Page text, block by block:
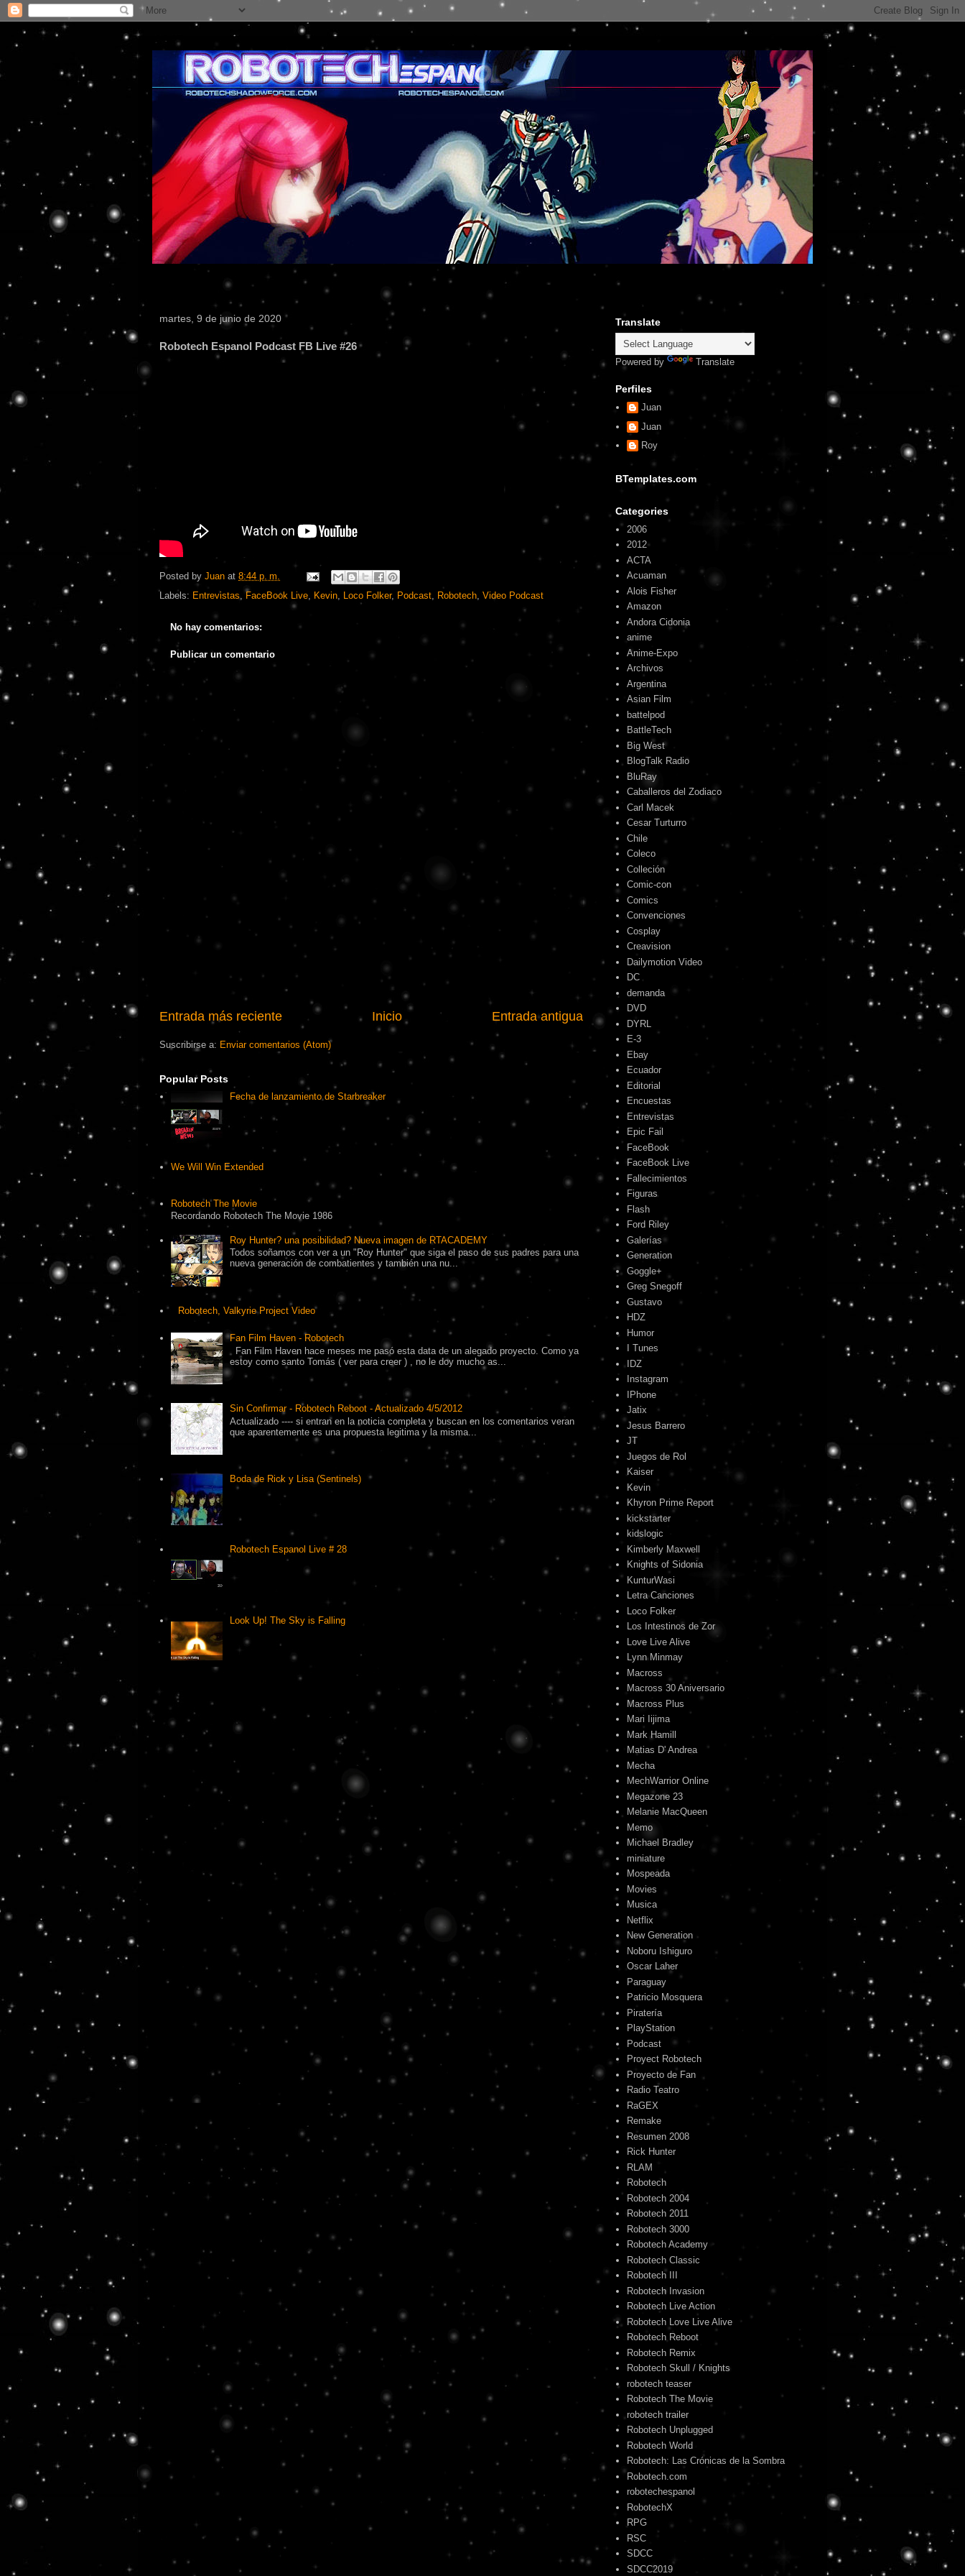
martes, 9 de junio de 2020
Robotech Espanol Podcast FB Live #26
Posted by Juan at 8:44 p. m.
Labels: Entrevistas, FaceBook Live, Kevin, Loco Folker, Podcast, Robotech, Video Podcast
No hay comentarios:
Publicar un comentario
Entrada más reciente Entrada antigua
Inicio
Suscribirse a: Enviar comentarios (Atom)
Popular Posts
Fecha de lanzamiento de Starbreaker
We Will Win Extended
Robotech The Movie
Recordando Robotech The Movie 1986
Roy Hunter? una posibilidad? Nueva imagen de RTACADEMY
Todos soñamos con ver a un "Roy Hunter" que siga el paso de sus padres para una
nueva generación de combatientes y también una nu...
Robotech, Valkyrie Project Video
Fan Film Haven - Robotech
Fan Film Haven hace meses me pasó esta data de un alegado proyecto. Como ya
estoy como santo Tomás ( ver para creer ) , no le doy mucho as...
Sin Confirmar - Robotech Reboot - Actualizado 4/5/2012
Actualizado ---- si entran en la noticia completa y buscan en los comentarios veran
que aparentemente es una propuesta legitima y la misma...
Boda de Rick y Lisa (Sentinels)
Robotech Espanol Live # 28
Look Up! The Sky is Falling
Translate
Powered by Translate
Perfiles
Juan
Juan
Roy
BTemplates.com
Categories
2006
2012
ACTA
Acuaman
Alois Fisher
Amazon
Andora Cidonia
anime
Anime-Expo
Archivos
Argentina
Asian Film
battelpod
BattleTech
Big West
BlogTalk Radio
BluRay
Caballeros del Zodiaco
Carl Macek
Cesar Turturro
Chile
Coleco
Colleción
Comic-con
Comics
Convenciones
Cosplay
Creavision
Dailymotion Video
DC
demanda
DVD
DYRL
E-3
Ebay
Ecuador
Editorial
Encuestas
Entrevistas
Epic Fail
FaceBook
FaceBook Live
Fallecimientos
Figuras
Flash
Ford Riley
Galerías
Generation
Goggle+
Greg Snegoff
Gustavo
HDZ
Humor
I Tunes
IDZ
Instagram
IPhone
Jatix
Jesus Barrero
JT
Juegos de Rol
Kaiser
Kevin
Khyron Prime Report
kickstarter
kidslogic
Kimberly Maxwell
Knights of Sidonia
KunturWasi
Letra Canciones
Loco Folker
Los Intestinos de Zor
Love Live Alive
Lynn Minmay
Macross
Macross 30 Aniversario
Macross Plus
Mari Iijima
Mark Hamill
Matias D' Andrea
Mecha
MechWarrior Online
Megazone 23
Melanie MacQueen
Memo
Michael Bradley
miniature
Mospeada
Movies
Musica
Netflix
New Generation
Noboru Ishiguro
Oscar Laher
Paraguay
Patricio Mosquera
Piratería
PlayStation
Podcast
Proyect Robotech
Proyecto de Fan
Radio Teatro
RaGEX
Remake
Resumen 2008
Rick Hunter
RLAM
Robotech
Robotech 2004
Robotech 2011
Robotech 3000
Robotech Academy
Robotech Classic
Robotech III
Robotech Invasion
Robotech Live Action
Robotech Love Live Alive
Robotech Reboot
Robotech Remix
Robotech Skull / Knights
robotech teaser
Robotech The Movie
robotech trailer
Robotech Unplugged
Robotech World
Robotech: Las Crónicas de la Sombra
Robotech.com
robotechespanol
RobotechX
RPG
RSC
SDCC
SDCC2019